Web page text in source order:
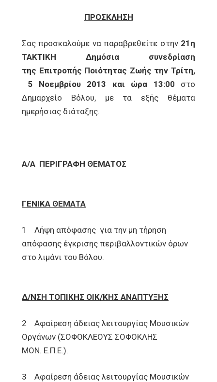
ΠΡΟΣΚΛΗΣΗ
Σας προσκαλούμε να παραβρεθείτε στην 21η
ΤΑΚΤΙΚΗ Δημόσια συνεδρίαση
της Επιτροπής Ποιότητας Ζωής την Τρίτη,
5 Νοεμβρίου 2013 και ώρα 13:00 στο
Δημαρχείο Βόλου, με τα εξής θέματα
ημερήσιας διάταξης.
Α/Α ΠΕΡΙΓΡΑΦΗ ΘΕΜΑΤΟΣ
ΓΕΝΙΚΑ ΘΕΜΑΤΑ
1 Λήψη απόφασης για την μη τήρηση
απόφασης έγκρισης περιβαλλοντικών όρων
στο λιμάνι του Βόλου.
Δ/ΝΣΗ ΤΟΠΙΚΗΣ ΟΙΚ/ΚΗΣ ΑΝΑΠΤΥΞΗΣ
2 Αφαίρεση άδειας λειτουργίας Μουσικών
Οργάνων (ΣΟΦΟΚΛΕΟΥΣ ΣΟΦΟΚΛΗΣ
ΜΟΝ. Ε.Π.Ε.).
3 Αφαίρεση άδειας λειτουργίας Μουσικών